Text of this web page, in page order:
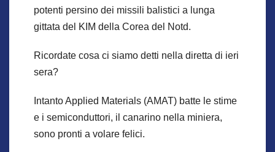
potenti persino dei missili balistici a lunga
gittata del KIM della Corea del Notd.
Ricordate cosa ci siamo detti nella diretta di ieri
sera?
Intanto Applied Materials (AMAT) batte le stime
e i semiconduttori, il canarino nella miniera,
sono pronti a volare felici.